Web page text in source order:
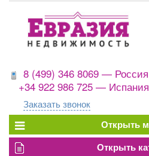
8 (499) 346 8069 — Россия
+34 922 986 725 — Испания
Заказать звонок